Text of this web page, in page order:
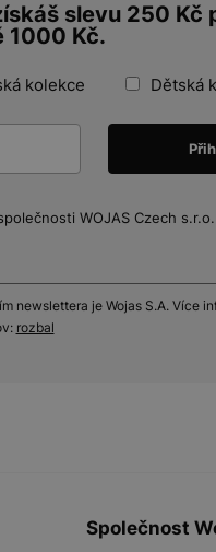
slevu 250 Kč
1000 Kč.
kolekce Dětská
WOJAS Czech
newslettera je Wojas S.A. Více
rozbal
Společnost